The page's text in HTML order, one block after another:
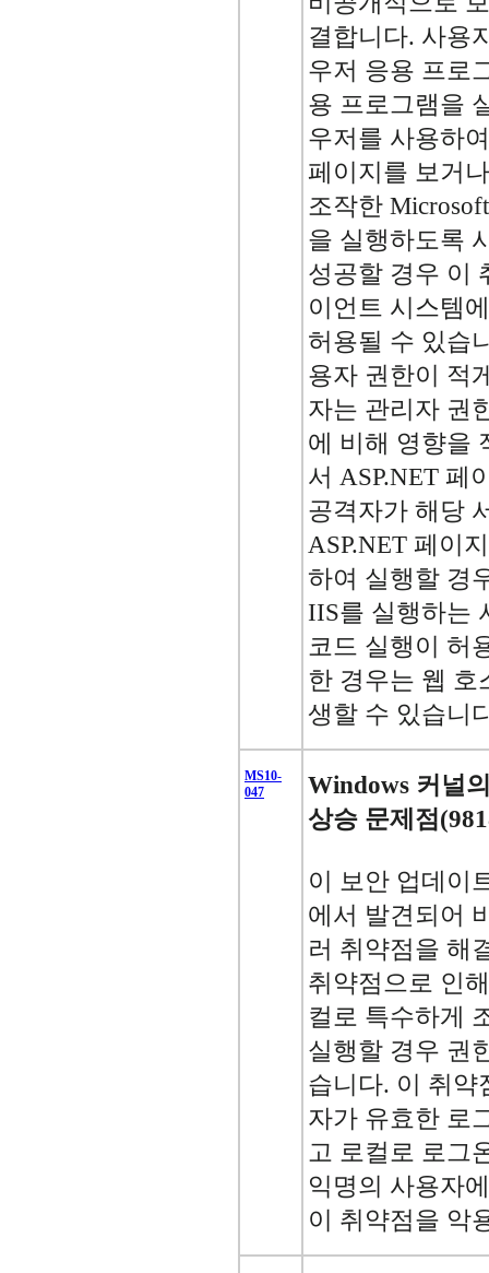
결합니다. 사용
우저 응용 프로
용 프로그램을
우저를 사용하
페이지를 보거
조작한
을 실행하도록
성공할 경우 이
이언트 시스템
허용될 수 있습
용자 권한이 적
자는 관리자 권
에 비해 영향을
서 ASP.NET 페
공격자가 해당
ASP.NET 페이
하여 실행할 경
IIS를 실행하는
코드 실행이 허
한 경우는 웹 호
생할 수 있습니
MS10-
047
Windows 커널
상승 문제점
이 보안 업데이
에서 발견되어
러 취약점을 해
취약점으로 인
컬로 특수하게
실행할 경우 권
습니다. 이 취약
자가 유효한 로
고 로컬로 로그
익명의 사용자
이 취약점을 악